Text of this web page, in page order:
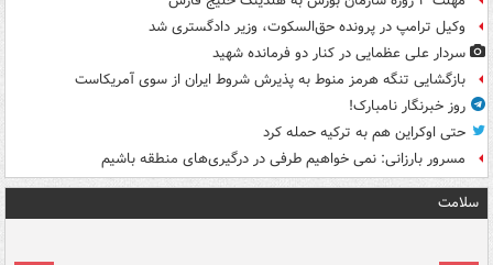
وکیل ترامپ در پرونده حق‌السکوت، وزیر دادگستری شد
سردار علی عظمایی در کنار دو فرمانده شهید
بازگشایی تنگه هرمز منوط به پذیرش شروط ایران از سوی آمریکاست
روز خبرنگار نامبارک!
حتی اوکراین هم به ترکیه حمله کرد
مسرور بارزانی: نمی خواهیم طرفی در درگیری‌های منطقه باشیم
سلامت